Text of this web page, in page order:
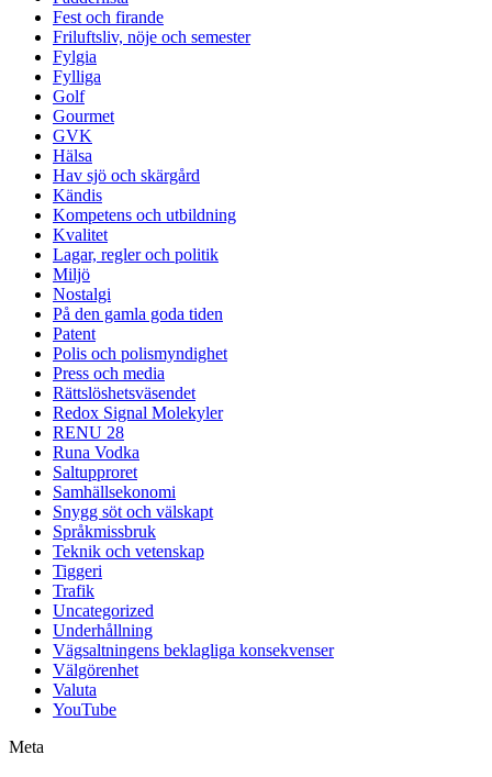
Fest och firande
Friluftsliv, nöje och semester
Fylgia
Fylliga
Golf
Gourmet
GVK
Hälsa
Hav sjö och skärgård
Kändis
Kompetens och utbildning
Kvalitet
Lagar, regler och politik
Miljö
Nostalgi
På den gamla goda tiden
Patent
Polis och polismyndighet
Press och media
Rättslöshetsväsendet
Redox Signal Molekyler
RENU 28
Runa Vodka
Saltupproret
Samhällsekonomi
Snygg söt och välskapt
Språkmissbruk
Teknik och vetenskap
Tiggeri
Trafik
Uncategorized
Underhållning
Vägsaltningens beklagliga konsekvenser
Välgörenhet
Valuta
YouTube
Meta